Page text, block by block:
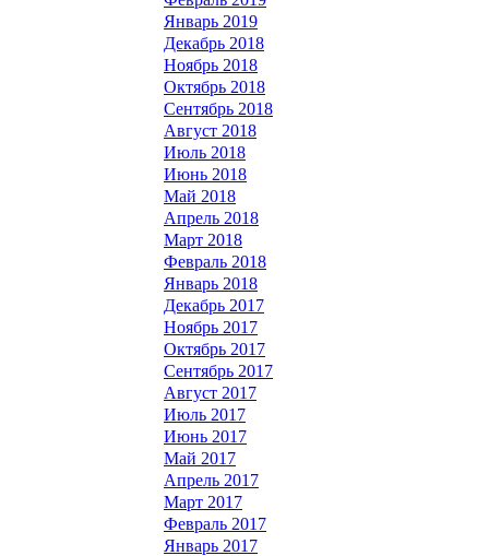
Январь 2019
Декабрь 2018
Ноябрь 2018
Октябрь 2018
Сентябрь 2018
Август 2018
Июль 2018
Июнь 2018
Май 2018
Апрель 2018
Март 2018
Февраль 2018
Январь 2018
Декабрь 2017
Ноябрь 2017
Октябрь 2017
Сентябрь 2017
Август 2017
Июль 2017
Июнь 2017
Май 2017
Апрель 2017
Март 2017
Февраль 2017
Январь 2017